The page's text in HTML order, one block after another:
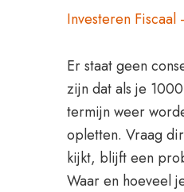
Investeren
Er staat geen
zijn dat als je
termijn weer
opletten. Vraag
kijkt, blijft een
Waar en hoeveel